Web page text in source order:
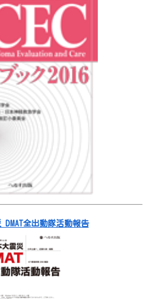
DMAT全出動隊活動報告